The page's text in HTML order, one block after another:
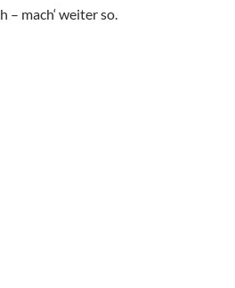
– mach‘ weiter so.